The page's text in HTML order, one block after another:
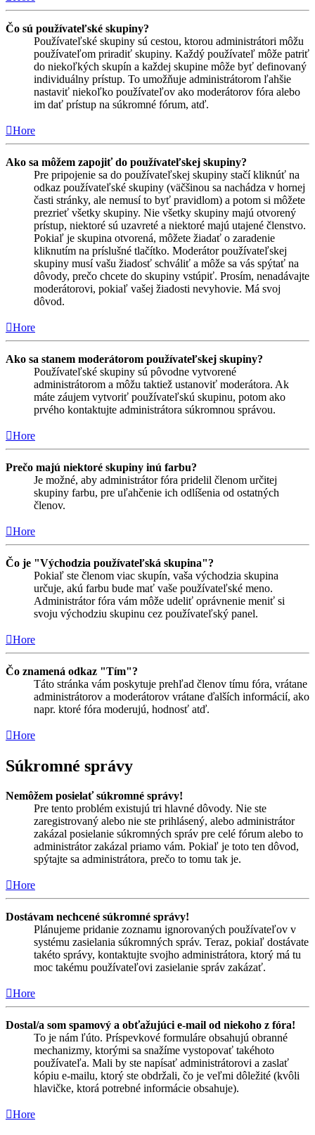
Čo sú používateľské skupiny?
Používateľské skupiny sú cestou, ktorou administrátori môžu
používateľom priradiť skupiny. Každý používateľ môže patriť
do niekoľkých skupín a každej skupine môže byť definovaný
individuálny prístup. To umožňuje administrátorom ľahšie
nastaviť niekoľko používateľov ako moderátorov fóra alebo
im dať prístup na súkromné fórum, atď.
Hore
Ako sa môžem zapojiť do používateľskej skupiny?
Pre pripojenie sa do používateľskej skupiny stačí kliknúť na
odkaz používateľské skupiny (väčšinou sa nachádza v hornej
časti stránky, ale nemusí to byť pravidlom) a potom si môžete
prezrieť všetky skupiny. Nie všetky skupiny majú otvorený
prístup, niektoré sú uzavreté a niektoré majú utajené členstvo.
Pokiaľ je skupina otvorená, môžete žiadať o zaradenie
kliknutím na príslušné tlačítko. Moderátor používateľskej
skupiny musí vašu žiadosť schváliť a môže sa vás spýtať na
dôvody, prečo chcete do skupiny vstúpiť. Prosím, nenadávajte
moderátorovi, pokiaľ vašej žiadosti nevyhovie. Má svoj
dôvod.
Hore
Ako sa stanem moderátorom používateľskej skupiny?
Používateľské skupiny sú pôvodne vytvorené
administrátorom a môžu taktiež ustanoviť moderátora. Ak
máte záujem vytvoriť používateľskú skupinu, potom ako
prvého kontaktujte administrátora súkromnou správou.
Hore
Prečo majú niektoré skupiny inú farbu?
Je možné, aby administrátor fóra pridelil členom určitej
skupiny farbu, pre uľahčenie ich odlíšenia od ostatných
členov.
Hore
Čo je "Východzia používateľská skupina"?
Pokiaľ ste členom viac skupín, vaša východzia skupina
určuje, akú farbu bude mať vaše používateľské meno.
Administrátor fóra vám môže udeliť oprávnenie meniť si
svoju východziu skupinu cez používateľský panel.
Hore
Čo znamená odkaz "Tím"?
Táto stránka vám poskytuje prehľad členov tímu fóra, vrátane
administrátorov a moderátorov vrátane ďalších informácií, ako
napr. ktoré fóra moderujú, hodnosť atď.
Hore
Súkromné správy
Nemôžem posielať súkromné správy!
Pre tento problém existujú tri hlavné dôvody. Nie ste
zaregistrovaný alebo nie ste prihlásený, alebo administrátor
zakázal posielanie súkromných správ pre celé fórum alebo to
administrátor zakázal priamo vám. Pokiaľ je toto ten dôvod,
spýtajte sa administrátora, prečo to tomu tak je.
Hore
Dostávam nechcené súkromné správy!
Plánujeme pridanie zoznamu ignorovaných používateľov v
systému zasielania súkromných správ. Teraz, pokiaľ dostávate
takéto správy, kontaktujte svojho administrátora, ktorý má tu
moc takému používateľovi zasielanie správ zakázať.
Hore
Dostal/a som spamový a obťažujúci e-mail od niekoho z fóra!
To je nám ľúto. Príspevkové formuláre obsahujú obranné
mechanizmy, ktorými sa snažíme vystopovať takéhoto
používateľa. Mali by ste napísať administrátorovi a zaslať
kópiu e-mailu, ktorý ste obdržali, čo je veľmi dôležité (kvôli
hlavičke, ktorá potrebné informácie obsahuje).
Hore